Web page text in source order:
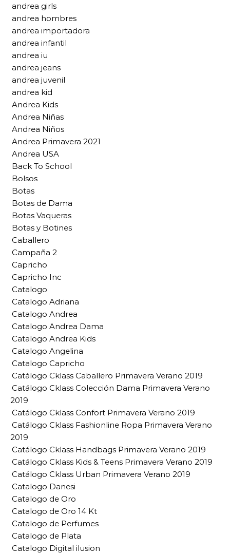
andrea girls
andrea hombres
andrea importadora
andrea infantil
andrea iu
andrea jeans
andrea juvenil
andrea kid
Andrea Kids
Andrea Niñas
Andrea Niños
Andrea Primavera 2021
Andrea USA
Back To School
Bolsos
Botas
Botas de Dama
Botas Vaqueras
Botas y Botines
Caballero
Campaña 2
Capricho
Capricho Inc
Catalogo
Catalogo Adriana
Catalogo Andrea
Catalogo Andrea Dama
Catalogo Andrea Kids
Catalogo Angelina
Catalogo Capricho
Catálogo Cklass Caballero Primavera Verano 2019
Catálogo Cklass Colección Dama Primavera Verano
2019
Catálogo Cklass Confort Primavera Verano 2019
Catálogo Cklass Fashionline Ropa Primavera Verano
2019
Catálogo Cklass Handbags Primavera Verano 2019
Catálogo Cklass Kids & Teens Primavera Verano 2019
Catálogo Cklass Urban Primavera Verano 2019
Catalogo Danesi
Catalogo de Oro
Catalogo de Oro 14 Kt
Catalogo de Perfumes
Catalogo de Plata
Catalogo Digital ilusion